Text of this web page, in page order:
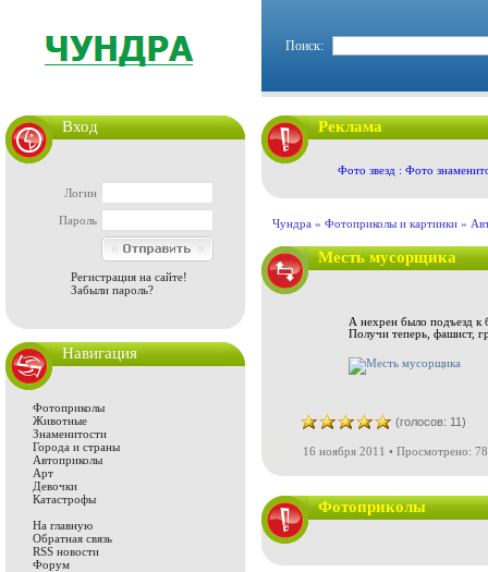
Поиск:
Вход
Логин
Пароль
Регистрация на сайте!
Забыли пароль?
Навигация
Фотоприколы
Животные
Знаменитости
Города и страны
Автоприколы
Арт
Девочки
Катастрофы
На главную
Обратная связь
RSS новости
Форум
Реклама
Фото звезд : Фото
Чундра » Фотоприколы и картинки »
Месть мусорщика
А нехрен было подъезд к
Получи теперь, фашист,
(голосов: 11)
16 ноября 2011 • Просмотрено:
Фотоприколы